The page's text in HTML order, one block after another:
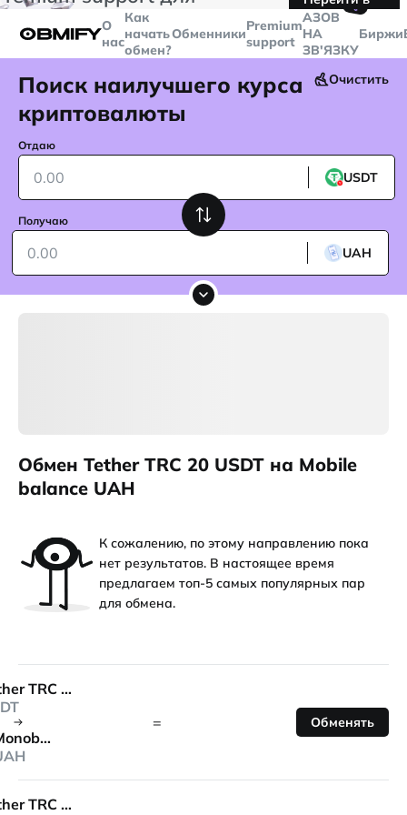
больше
$5000
Telegram
О
нас
Как
начать
обмен?
ОбменникиPremium
support
🤙
AЗОВ
НА
ЗВ'ЯЗКУ
Биржи
Поиск наилучшего курса
криптовалюты
Очистить
Отдаю
USDT
Получаю
UAH
Обмен Tether TRC 20 USDT на Mobile
balance UAH
К сожалению, по этому направлению пока
нет результатов. В настоящее время
предлагаем топ-5 самых популярных пар
для обмена.
Tether TRC 20
Monobank
= Обменять
Tether TRC 20